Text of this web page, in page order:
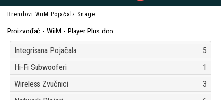
Brendovi WiiM Pojačala Snage
Proizvođač - WiiM - Player Plus doo
Integrisana Pojačala
5
Hi-Fi Subwooferi
1
Wireless Zvučnici
3